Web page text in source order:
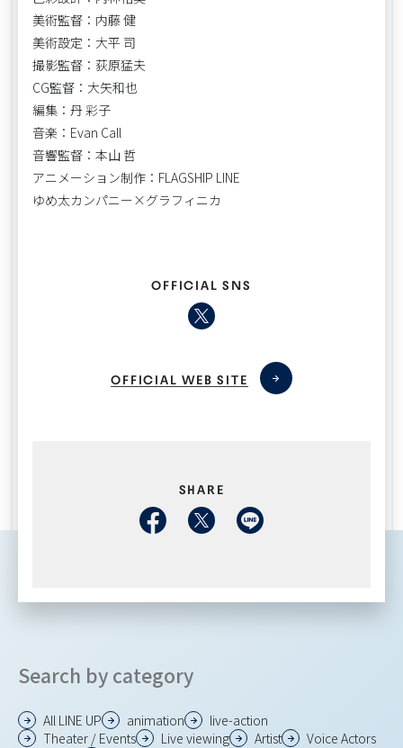
美術監督：内藤 健
美術設定：大平 司
撮影監督：荻原猛夫
CG監督：大矢和也
編集：丹 彩子
音楽：Evan Call
音響監督：本山 哲
アニメーション制作：FLAGSHIP LINE
ゆめ太カンパニー×グラフィニカ
OFFICIAL SNS
OFFICIAL WEB SITE
SHARE
Search by category
All LINE UP animation
live-action
Theater / Events
Live viewing Artist
Voice Actors